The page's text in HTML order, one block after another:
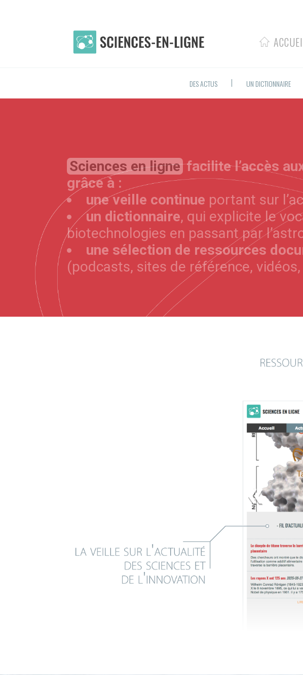
DES ACTUS UN DICTIONNAIRE
Sciences en lignefacilite l’accès
grâce à :
une veille continue portant sur
un dictionnaire, qui explicite le
biotechnologies en passant par
une sélection de ressources
(podcasts, sites de référence,